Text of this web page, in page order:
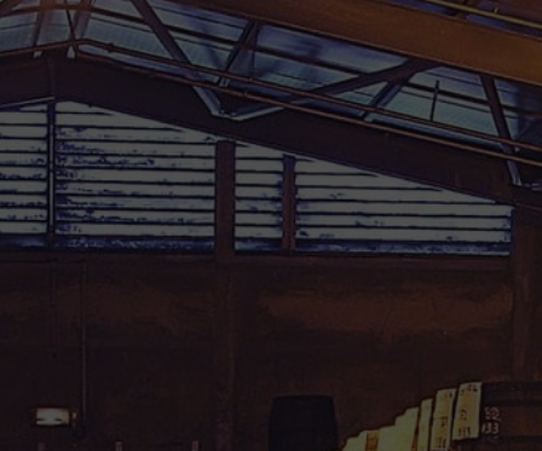
RHUMS GUADELOUPE RHUMS MARTINIQUE
FÛTS &
Accueil/ Rhums d'exception/ Rhums